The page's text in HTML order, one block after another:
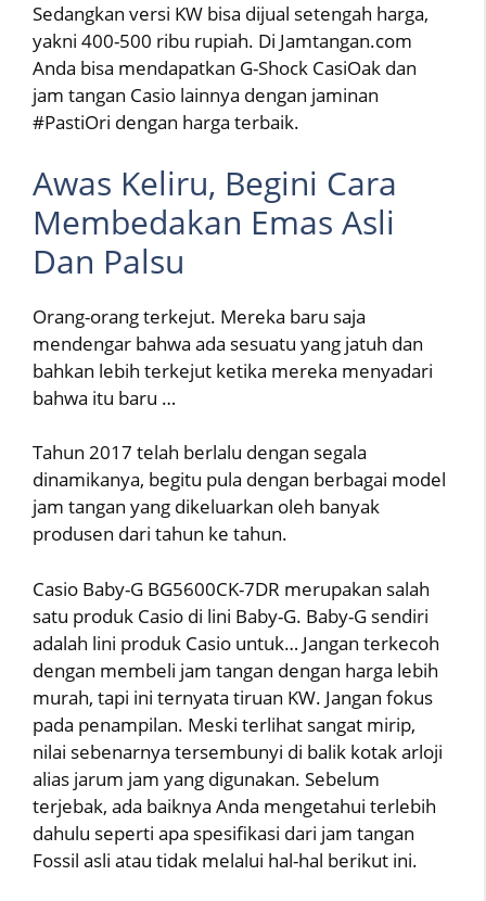
Sedangkan versi KW bisa dijual setengah harga,
yakni 400-500 ribu rupiah. Di Jamtangan.com
Anda bisa mendapatkan G-Shock CasiOak dan
jam tangan Casio lainnya dengan jaminan
#PastiOri dengan harga terbaik.
Awas Keliru, Begini Cara
Membedakan Emas Asli
Dan Palsu
Orang-orang terkejut. Mereka baru saja
mendengar bahwa ada sesuatu yang jatuh dan
bahkan lebih terkejut ketika mereka menyadari
bahwa itu baru …
Tahun 2017 telah berlalu dengan segala
dinamikanya, begitu pula dengan berbagai model
jam tangan yang dikeluarkan oleh banyak
produsen dari tahun ke tahun.
Casio Baby-G BG5600CK-7DR merupakan salah
satu produk Casio di lini Baby-G. Baby-G sendiri
adalah lini produk Casio untuk… Jangan terkecoh
dengan membeli jam tangan dengan harga lebih
murah, tapi ini ternyata tiruan KW. Jangan fokus
pada penampilan. Meski terlihat sangat mirip,
nilai sebenarnya tersembunyi di balik kotak arloji
alias jarum jam yang digunakan. Sebelum
terjebak, ada baiknya Anda mengetahui terlebih
dahulu seperti apa spesifikasi dari jam tangan
Fossil asli atau tidak melalui hal-hal berikut ini.